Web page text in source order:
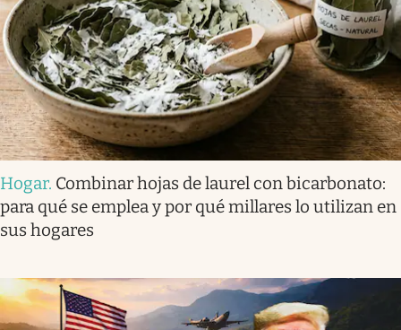
Hogar. Combinar hojas de laurel con bicarbonato:
para qué se emplea y por qué millares lo utilizan en
sus hogares